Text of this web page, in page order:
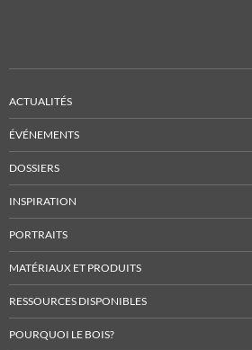
ACTUALITÉS
ÉVÉNEMENTS
DOSSIERS
INSPIRATION
PORTRAITS
MATÉRIAUX ET PRODUITS
RESSOURCES DISPONIBLES
POURQUOI LE BOIS?